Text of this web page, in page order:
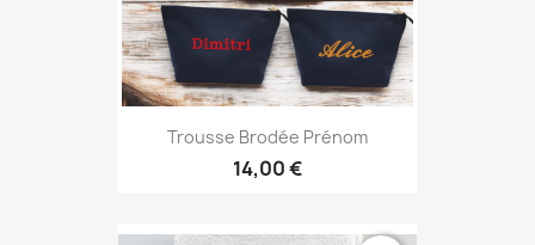
Trousse Brodée Prénom
14,00 €